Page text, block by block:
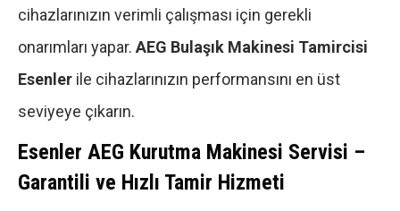
cihazlarınızın verimli çalışması için gerekli
onarımları yapar. AEG Bulaşık Makinesi Tamircisi
Esenler ile cihazlarınızın performansını en üst
seviyeye çıkarın.
Esenler AEG Kurutma Makinesi Servisi –
Garantili ve Hızlı Tamir Hizmeti